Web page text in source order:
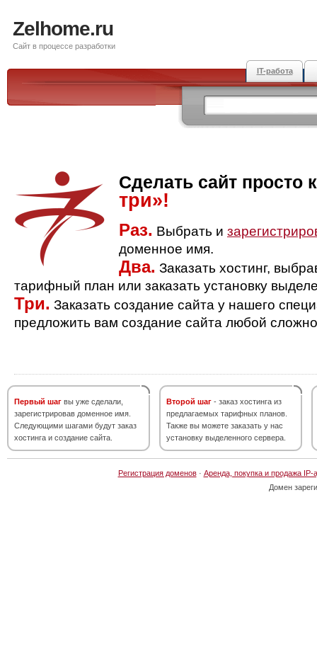
Zelhome.ru
Сайт в процессе разработки
IT-работа
Сделать сайт просто
три»!
Раз. Выбрать и
доменное имя.
Два. Заказать хостинг,
тарифный план или заказать установку
Три. Заказать создание сайта у нашего
предложить вам создание сайта любой
Первый шаг вы уже сделали,
зарегистрировав доменное имя.
Следующими шагами будут заказ
хостинга и создание сайта.
Второй шаг - заказ хостинга из
предлагаемых тарифных планов.
Также вы можете заказать у нас
установку выделенного сервера.
Регистрация доменов· Аренда, покупка и продажа IP-
Домен